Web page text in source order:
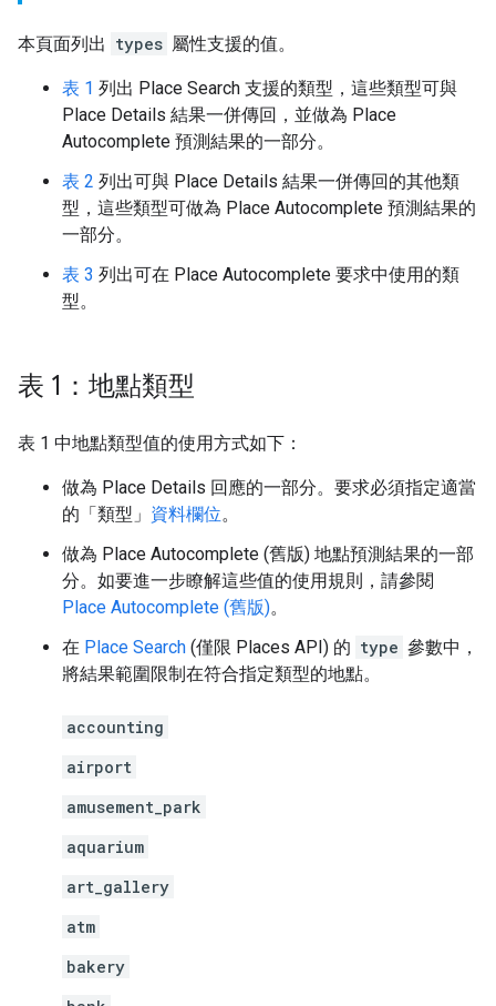
本頁面列出 types 屬性支援的值。
表 1 列出 Place Search 支援的類型，這些類型可與
Place Details 結果一併傳回，並做為 Place
Autocomplete 預測結果的一部分。
表 2 列出可與 Place Details 結果一併傳回的其他類
型，這些類型可做為 Place Autocomplete 預測結果的
一部分。
表 3 列出可在 Place Autocomplete 要求中使用的類
型。
表 1：地點類型
表 1 中地點類型值的使用方式如下：
做為 Place Details 回應的一部分。要求必須指定適當
的「類型」 資料欄位。
做為 Place Autocomplete (舊版) 地點預測結果的一部
分。如要進一步瞭解這些值的使用規則，請參閱
Place Autocomplete (舊版)。
在 Place Search (僅限 Places API) 的 type 參數中，
將結果範圍限制在符合指定類型的地點。
accounting
airport
amusement_park
aquarium
art_gallery
atm
bakery